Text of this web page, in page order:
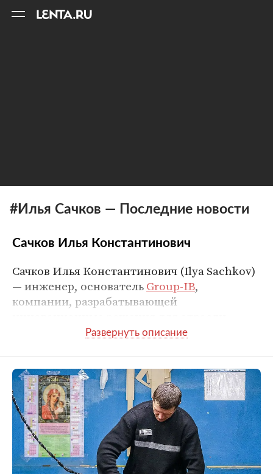
#Илья Сачков — Последние новости
Сачков Илья Константинович
Сачков Илья Константинович (Ilya Sachkov)
— инженер, основательGroup-IB,
компании, разрабатывающей
информационной безопасности
международнойкибербезопасности.
Обладает солидным опытом работы в
сфере. Некоторые его решения стали
прорывными для своего времени и легли в
основу дальнейшего развития современных
механизмовкиберзащиты.